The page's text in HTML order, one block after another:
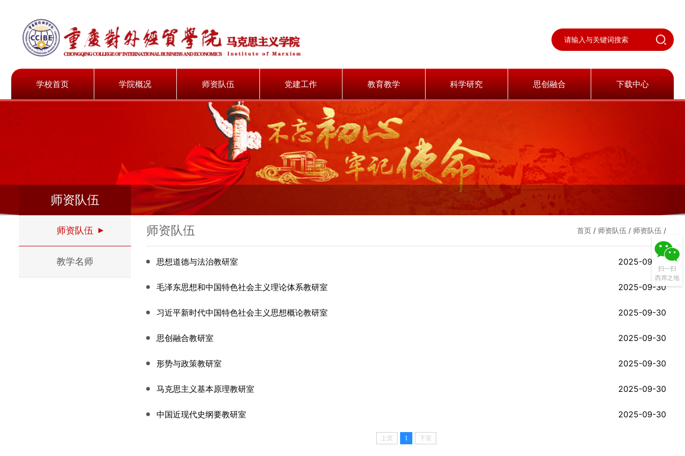
学校首页 学院概况 师资队伍
师资队伍
教学名师
党建工作
学习园地
制度文件
教育教学
教学动态
教学成果
科学研究 思创融合
新闻动态
科学研究
学术交流
成果展示
下载中心
师资队伍
师资队伍
教学名师
师资队伍 首页 / 师资队伍 / 师资队伍 /
思想道德与法治教研室 2025-09-30
毛泽东思想和中国特色社会主义理论体系教研室 2025-09-30
习近平新时代中国特色社会主义思想概论教研室 2025-09-30
思创融合教研室 2025-09-30
形势与政策教研室 2025-09-30
马克思主义基本原理教研室 2025-09-30
中国近现代史纲要教研室 2025-09-30
上页 1 下页
扫一扫
西席之地